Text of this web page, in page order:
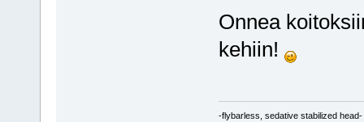
Onnea
kehiin!
-flybarless, sedative stabilized head-